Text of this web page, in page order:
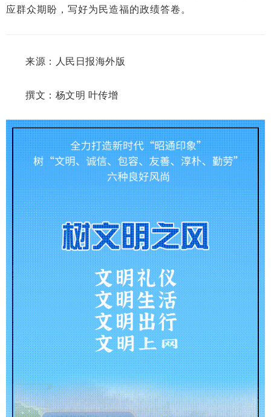
应群众期盼，写好为民造福的政绩答卷。
来源：人民日报海外版
撰文：杨文明 叶传增